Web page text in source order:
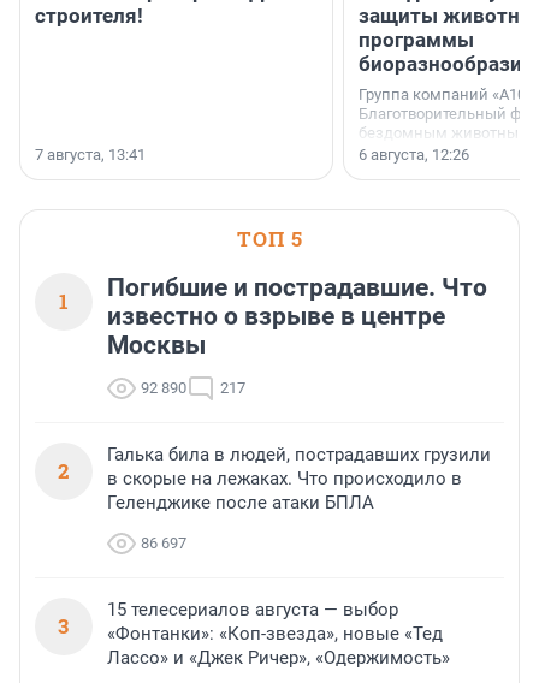
строителя!
7 августа, 13:41
защиты
программы
биоразнообразия
Группа компаний
Благотворительный
бездомным животным
заключили соглашение
6 августа, 12:26
ТОП 5
1
Погибшие и пострадавшие. Что
известно о взрыве в центре
Москвы
92 890 217
2
Галька била в людей, пострадавших грузили
в скорые на лежаках. Что происходило в
Геленджике после атаки БПЛА
86 697
3
15 телесериалов августа — выбор
«Фонтанки»: «Коп-звезда», новые «Тед
Лассо» и «Джек Ричер», «Одержимость»